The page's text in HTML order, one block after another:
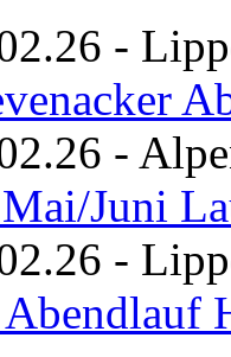
-
-
Juni
-